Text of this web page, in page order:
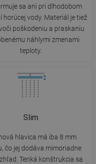
sa ani pri dlhodobom
horúcej vody. Materiál je tiež
poškodeniu a praskaniu
náhlymi zmenami
teploty.
Slim
hlavica má iba 8 mm
čo jej dodáva mimoriadne
Tenká konštrukcia sa